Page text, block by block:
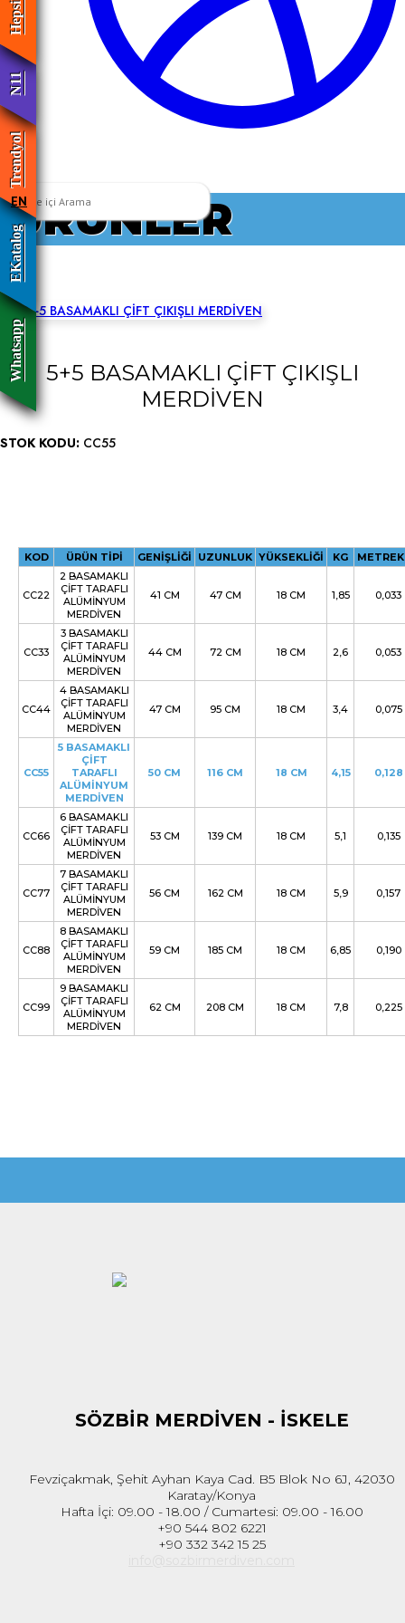
Whatsapp
EKatalog
Trendyol
N11
EN
ÜRÜNLER
5+5 BASAMAKLI ÇİFT ÇIKIŞLI
MERDİVEN
STOK KODU: CC55
KOD ÜRÜN TİPİ GENİŞLİĞİ UZUNLUK YÜKSEKLİĞİ KG
CC22
2 BASAMAKLI
ÇİFT TARAFLI
ALÜMİNYUM
MERDİVEN
41 CM 47 CM 18 CM 1,85 0,033
CC33
3 BASAMAKLI
ÇİFT TARAFLI
ALÜMİNYUM
MERDİVEN
44 CM 72 CM 18 CM 2,6 0,053
CC44
4 BASAMAKLI
ÇİFT TARAFLI
ALÜMİNYUM
MERDİVEN
47 CM 95 CM 18 CM 3,4 0,075
CC55
5 BASAMAKLI
ÇİFT
TARAFLI
ALÜMİNYUM
MERDİVEN
50 CM 116 CM 18 CM 4,15 0,128
CC66
6 BASAMAKLI
ÇİFT TARAFLI
ALÜMİNYUM
MERDİVEN
53 CM 139 CM 18 CM 5,1 0,135
CC77
7 BASAMAKLI
ÇİFT TARAFLI
ALÜMİNYUM
MERDİVEN
56 CM 162 CM 18 CM 5,9 0,157
CC88
8 BASAMAKLI
ÇİFT TARAFLI
ALÜMİNYUM
MERDİVEN
59 CM 185 CM 18 CM 6,85 0,190
CC99
9 BASAMAKLI
ÇİFT TARAFLI
ALÜMİNYUM
MERDİVEN
62 CM 208 CM 18 CM 7,8 0,225
SÖZBİR MERDİVEN - İSKELE
Fevziçakmak, Şehit Ayhan Kaya Cad. B5 Blok No 6J, 42030
Karatay/Konya
Hafta İçi: 09.00 - 18.00 / Cumartesi: 09.00 - 16.00
+90 544 802 6221
+90 332 342 15 25